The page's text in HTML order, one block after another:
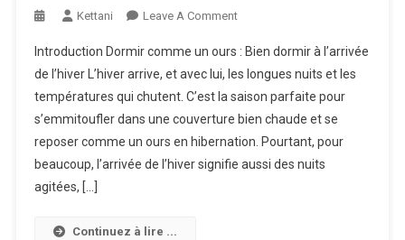
Kettani Leave A CommentOn
Comme
Un
Ours
Bien
Dormir
Introduction Dormir comme un ours : Bien dormir à l’arrivée
de l’hiver L’hiver arrive, et avec lui, les longues nuits et les
températures qui chutent. C’est la saison parfaite pour
s’emmitoufler dans une couverture bien chaude et se
reposer comme un ours en hibernation. Pourtant, pour
beaucoup, l’arrivée de l’hiver signifie aussi des nuits
agitées, […]
Continuez à lire ...